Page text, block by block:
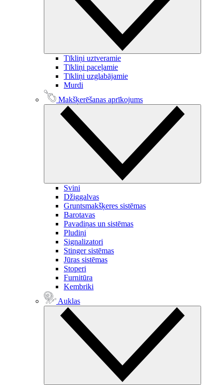
Tīkliņi uztveramie
Tīkliņi paceļamie
Tīkliņi uzglabājamie
Murdi
Makšķerēšanas aprīkojums
Svini
Džiggalvas
Gruntsmakšķeres sistēmas
Barotavas
Pavadiņas un sistēmas
Pludiņi
Signalizatori
Stinger sistēmas
Jūras sistēmas
Stoperi
Furnitūra
Kembriki
Auklas